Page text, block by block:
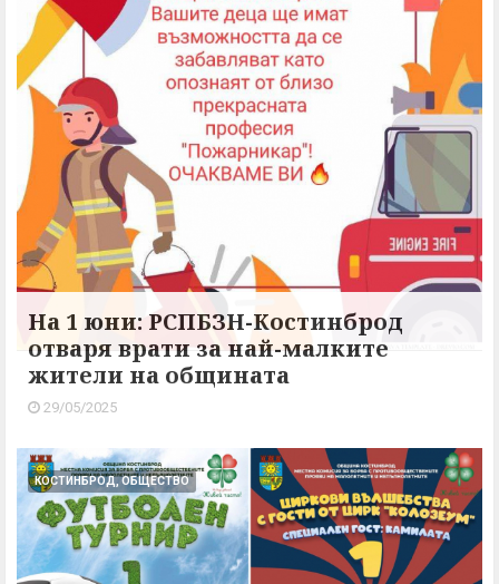
На 1 юни: РСПБЗН-Костинброд
отваря врати за най-малките
жители на общината
29/05/2025
КОСТИНБРОД, ОБЩЕСТВО